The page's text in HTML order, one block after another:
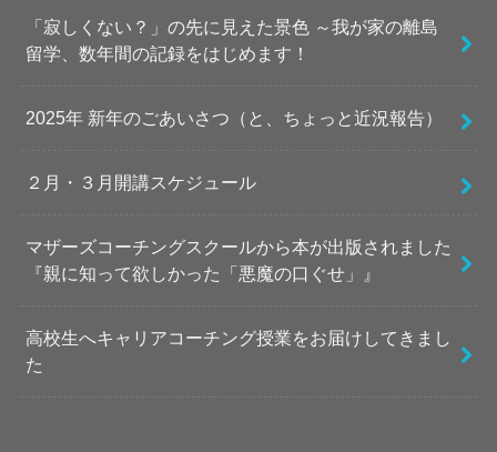
「寂しくない？」の先に見えた景色 ～我が家の離島
留学、数年間の記録をはじめます！
2025年 新年のごあいさつ（と、ちょっと近況報告）
２月・３月開講スケジュール
マザーズコーチングスクールから本が出版されました
『親に知って欲しかった「悪魔の口ぐせ」』
高校生へキャリアコーチング授業をお届けしてきまし
た